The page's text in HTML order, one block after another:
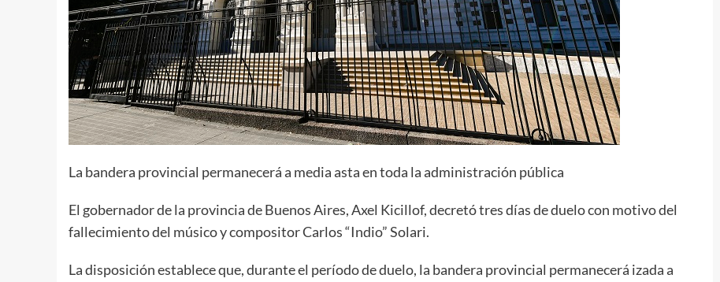
La bandera provincial permanecerá a media asta en toda la administración pública
El gobernador de la provincia de Buenos Aires, Axel Kicillof, decretó tres días de duelo con motivo del
fallecimiento del músico y compositor Carlos “Indio” Solari.
La disposición establece que, durante el período de duelo, la bandera provincial permanecerá izada a